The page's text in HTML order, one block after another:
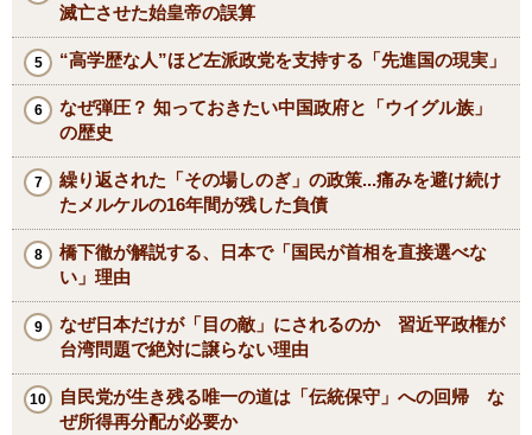
滅亡させた始皇帝の誤算
“高学歴な人”ほど左派政党を支持する「先進国の現実」
なぜ弾圧？ 知っておきたい中国政府と「ウイグル族」
の歴史
繰り返された「その場しのぎ」の政策...痛みを避け続け
たメルケルの16年間が残した負債
橋下徹が解説する、日本で「国民が首相を直接選べな
い」理由
なぜ日本だけが「目の敵」にされるのか 習近平政権が
台湾問題で絶対に譲らない理由
自民党が生き残る唯一の道は「伝統保守」への回帰 な
ぜ所得再分配が必要か